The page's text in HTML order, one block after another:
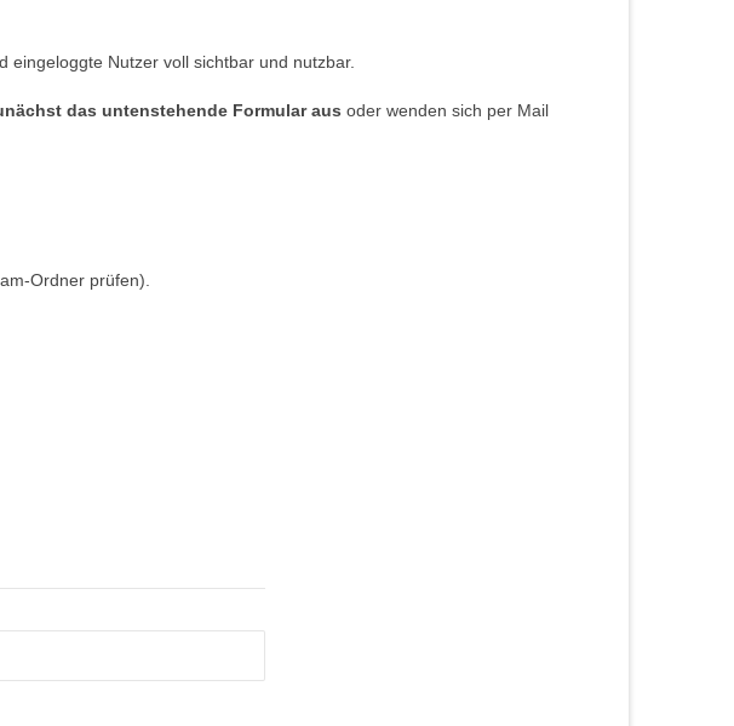
Nutzer voll sichtbar und nutzbar.
das untenstehende Formular aus oder wenden sich per Mail
Ordner prüfen).